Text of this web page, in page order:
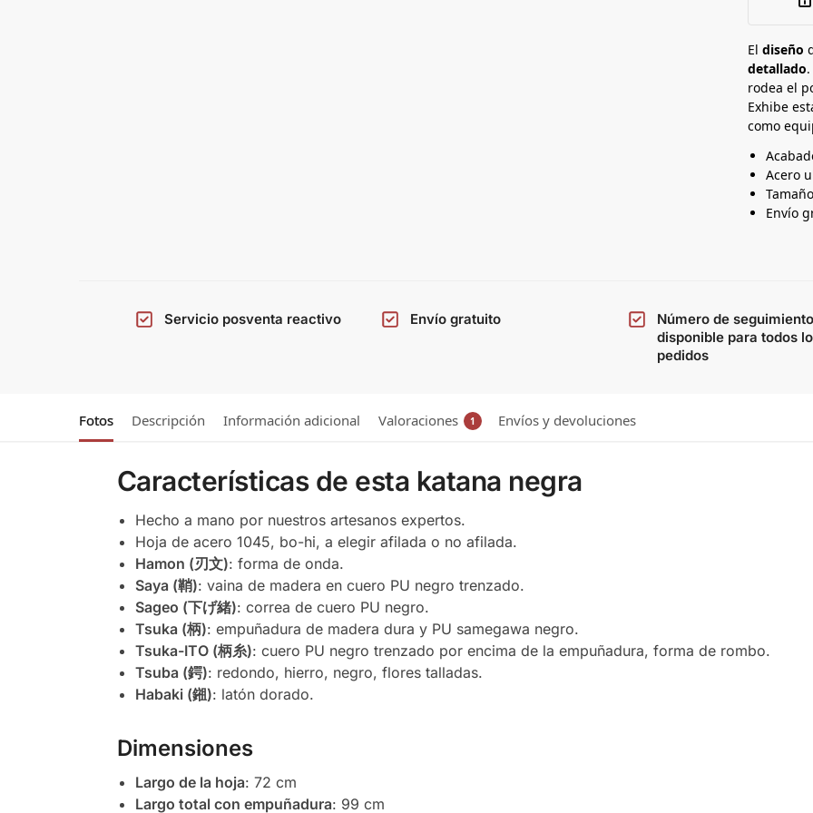
n
a
Eldiseño
detallado
rodea el
Exhibe
como
Acero
Envío
Servicio posventa reactivo Envío gratuito
Número de seguimiento
disponible para todos
pedidos
Fotos Descripción Información adicional Valoraciones 1 Envíos y devoluciones
Características de esta katana negra
Hecho a mano por nuestros artesanos expertos.
Hoja de acero 1045, bo-hi, a elegir afilada o no afilada.
Hamon (刃文): forma de onda.
Saya (鞘): vaina de madera en cuero PU negro trenzado.
Sageo (下げ緒): correa de cuero PU negro.
Tsuka (柄): empuñadura de madera dura y PU samegawa negro.
Tsuka-ITO (柄糸): cuero PU negro trenzado por encima de la empuñadura, forma de rombo.
Tsuba (鍔): redondo, hierro, negro, flores talladas.
Habaki (鎺): latón dorado.
Dimensiones
Largo de la hoja: 72 cm
Largo total con empuñadura: 99 cm